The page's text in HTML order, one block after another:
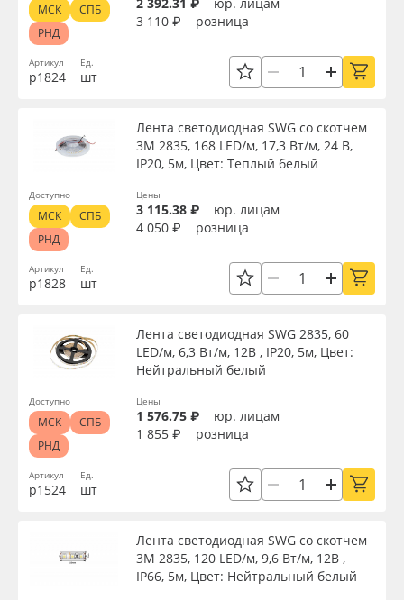
Артикул
р1824
Ед.
шт
3 110 ₽
розница
МСК
СПБ
РНД
Артикул
р1828
Лента светодиодная SWG со скотчем
3М 2835, 168 LED/м, 17,3 Вт/м, 24 В,
IP20, 5м, Цвет: Теплый белый
Ед.
шт
Цены
3 115.38 ₽
юр. лицам
4 050 ₽
розница
Доступно
МСК
СПБ
РНД
Артикул
р1524
Лента светодиодная SWG 2835, 60
LED/м, 6,3 Вт/м, 12В , IP20, 5м, Цвет:
Нейтральный белый
Ед.
шт
Цены
1 576.75 ₽
юр. лицам
1 855 ₽
розница
Доступно
МСК
СПБ
РНД
Лента светодиодная SWG со скотчем
3М 2835, 120 LED/м, 9,6 Вт/м, 12В ,
IP66, 5м, Цвет: Нейтральный белый